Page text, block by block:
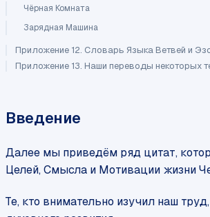
Чёрная Комната
Зарядная Машина
Приложение 12. Словарь Языка Ветвей и
Приложение 13. Наши переводы некоторых
Введение
Далее мы приведём ряд цитат,
Целей, Смысла и Мотивации жизни
Те, кто внимательно изучил наш